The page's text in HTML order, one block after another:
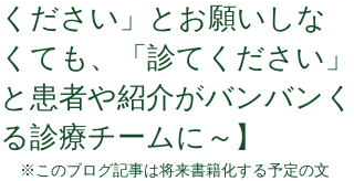
ください」とお願いしな
くても、「診てください」
と患者や紹介がバンバンく
る診療チームに～】
※このブログ記事は将来書籍化する予定の文